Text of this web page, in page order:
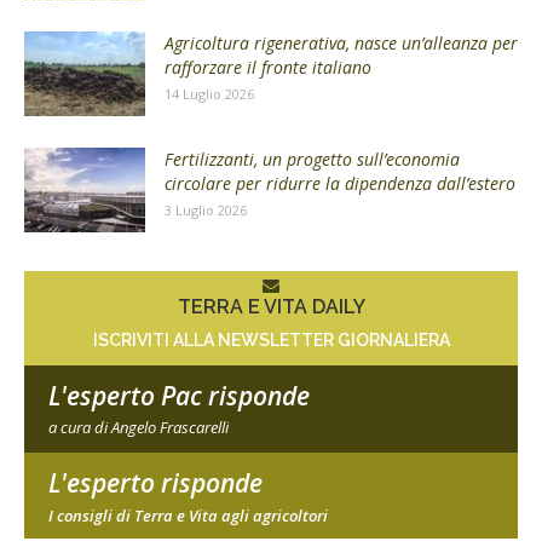
Agricoltura rigenerativa, nasce un’alleanza per
rafforzare il fronte italiano
14 Luglio 2026
Fertilizzanti, un progetto sull’economia
circolare per ridurre la dipendenza dall’estero
3 Luglio 2026
TERRA E VITA DAILY
ISCRIVITI ALLA NEWSLETTER GIORNALIERA
L'esperto Pac risponde
a cura di Angelo Frascarelli
L'esperto risponde
I consigli di Terra e Vita agli agricoltori